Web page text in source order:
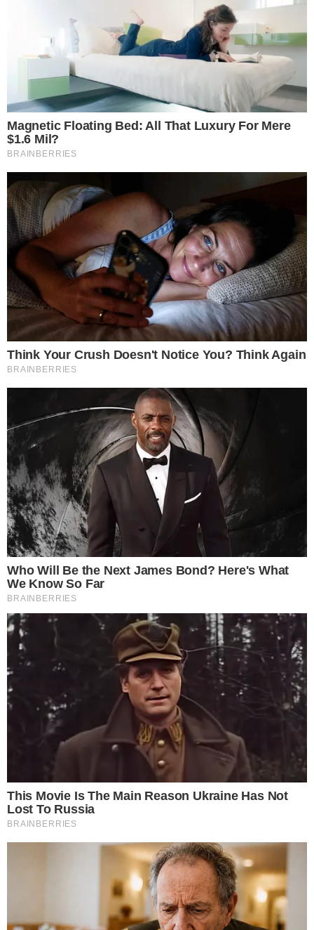
อันนี้เป็นความเชื่อของทุกศาสตร์ว่า เป็นสิ่งที่ไม่ควรทำอ ย่ า งยิ่ง
เพราะจะทำให้ฝัน ร้ า ย สุขภาพร่างกายเสื่อมถอยเป็นโ ร ค ง่าย ชีวิต
จะอับโชค การเงินจะติดขัดอยู่ตลอดเวลา หากวางปลายเตียงตรงกับ
ประตูทางเข้าห้อง จะทำให้นอนหลับไม่สนิททุกคืน เพราะเชื่อกันว่า
เป็นทาง ผ่ า นของวิญญาณ ร้ า ย ย า มค่ำคืน
7 ไม่ปล่อยให้ห้องครัวรก
เพราะห้องครัวนั้นเปรียบเสมือนกับขุมทรัพย์ภายในบ้าน ที่แสดงถึง
ความอุดมสมบูรณ์ ทั้งความสุข โชคลาภ และทรัพย์สิน หากปล่อยให้
ห้องครัวสกปรกเลอะเทอะ ก็จะส่งผลให้การเงินบกพร่อง มีเข้าต้องมี
จ่ายออก บางครั้งมีรายจ่ายมากกว่ารายรับเสียอีก หากบ้านไหน
ทำการค้าขาย แล้วไม่ล้างจานปล่อยทิ้งไว้ โบราณเชื่อว่าจะทำให้
ค้าขายไม่ขึ้น ขายไม่ดี เสียโอกาสทำกำไร